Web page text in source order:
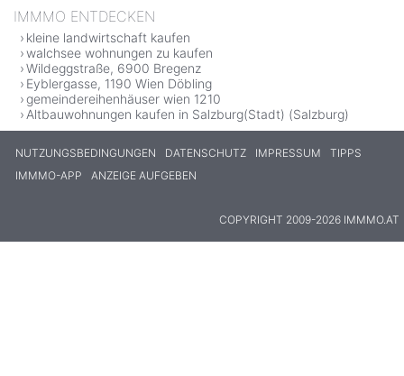
IMMMO ENTDECKEN
kleine landwirtschaft kaufen
walchsee wohnungen zu kaufen
Wildeggstraße, 6900 Bregenz
Eyblergasse, 1190 Wien Döbling
gemeindereihenhäuser wien 1210
Altbauwohnungen kaufen in Salzburg(Stadt) (Salzburg)
NUTZUNGSBEDINGUNGEN DATENSCHUTZ IMPRESSUM
TIPPS
IMMMO-APP
ANZEIGE AUFGEBEN
COPYRIGHT 2009-2026 IMMMO.AT